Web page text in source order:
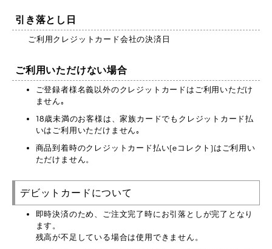
引き落とし日
ご利用クレジットカード会社の決済日
ご利用いただけない場合
ご登録者様名義以外のクレジットカードはご利用いただけ
ません｡
18歳未満のお客様は、家族カードでもクレジットカード払
いはご利用いただけません｡
商品到着時のクレジットカード払い(eコレクト)はご利用い
ただけません。
デビットカードについて
即時決済のため、ご注文完了時にお引落としが完了となり
ます。
残高が不足している場合は使用できません。